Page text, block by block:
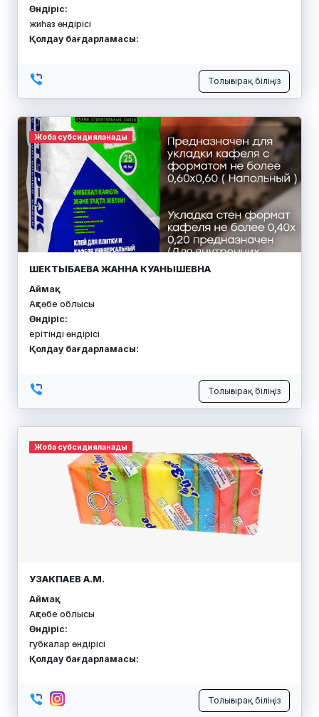
Өндіріс:
жиһаз өндірісі
Қолдау бағдарламасы:
Толығырақ біліңіз
Жоба субсидияланады
ШЕКТЫБАЕВА ЖАННА КУАНЫШЕВНА
Аймақ:
Ақтөбе облысы
Өндіріс:
ерітінді өндірісі
Қолдау бағдарламасы:
Толығырақ біліңіз
Жоба субсидияланады
УЗАКПАЕВ А.М.
Аймақ:
Ақтөбе облысы
Өндіріс:
губкалар өндірісі
Қолдау бағдарламасы:
Толығырақ біліңіз